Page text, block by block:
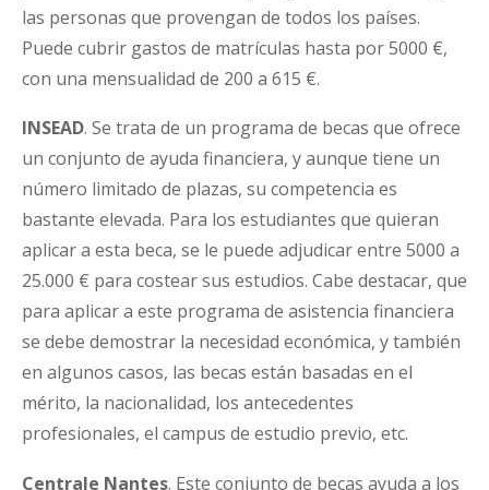
las personas que provengan de todos los países.
Puede cubrir gastos de matrículas hasta por 5000 €,
con una mensualidad de 200 a 615 €.
INSEAD. Se trata de un programa de becas que ofrece
un conjunto de ayuda financiera, y aunque tiene un
número limitado de plazas, su competencia es
bastante elevada. Para los estudiantes que quieran
aplicar a esta beca, se le puede adjudicar entre 5000 a
25.000 € para costear sus estudios. Cabe destacar, que
para aplicar a este programa de asistencia financiera
se debe demostrar la necesidad económica, y también
en algunos casos, las becas están basadas en el
mérito, la nacionalidad, los antecedentes
profesionales, el campus de estudio previo, etc.
Centrale Nantes. Este conjunto de becas ayuda a los